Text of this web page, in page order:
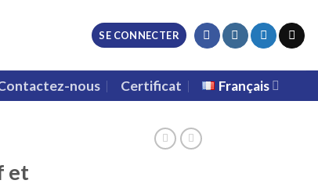
SE CONNECTER
nous Certificat Français
et